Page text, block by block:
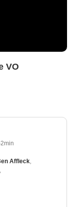
VO
Affleck